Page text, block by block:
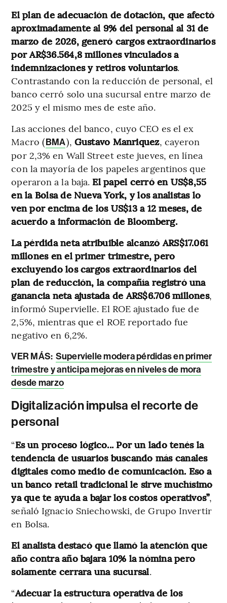
El plan de adecuación de dotación, que afectó
aproximadamente al 9% del personal al 31 de
marzo de 2026, generó cargos extraordinarios
por AR$36.564,8 millones vinculados a
indemnizaciones y retiros voluntarios.
Contrastando con la reducción de personal, el
banco cerró solo una sucursal entre marzo de
2025 y el mismo mes de este año.
Las acciones del banco, cuyo CEO es el ex
Macro (BMA), Gustavo Manriquez, cayeron
por 2,3% en Wall Street este jueves, en línea
con la mayoría de los papeles argentinos que
operaron a la baja. El papel cerró en US$8,55
en la Bolsa de Nueva York, y los analistas lo
ven por encima de los US$13 a 12 meses, de
acuerdo a información de Bloomberg.
La pérdida neta atribuible alcanzó ARS$17.061
millones en el primer trimestre, pero
excluyendo los cargos extraordinarios del
plan de reducción, la compañía registró una
ganancia neta ajustada de ARS$6.706 millones,
informó Supervielle. El ROE ajustado fue de
2,5%, mientras que el ROE reportado fue
negativo en 6,2%.
VER MÁS: Supervielle modera pérdidas en primer
trimestre y anticipa mejoras en niveles de mora
desde marzo
Digitalización impulsa el recorte de
personal
“Es un proceso lógico... Por un lado tenés la
tendencia de usuarios buscando más canales
digitales como medio de comunicación. Eso a
un banco retail tradicional le sirve muchísimo
ya que te ayuda a bajar los costos operativos”,
señaló Ignacio Sniechowski, de Grupo Invertir
en Bolsa.
El analista destacó que llamó la atención que
año contra año bajara 10% la nómina pero
solamente cerrara una sucursal.
“Adecuar la estructura operativa de los